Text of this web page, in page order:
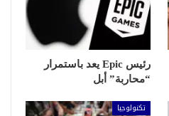
رئيس Epic يعد باستمرار
“محاربة” أبل
تكنولوجيا